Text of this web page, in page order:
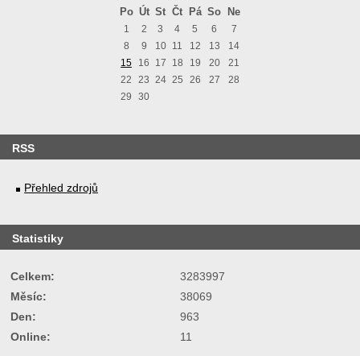
Po Út St Čt Pá So Ne
1 2 3 4 5 6
7
8
9 10 11 12 13
14
15
16 17 18 19 20
21
22
23 24 25 26 27
28
29
30
RSS
Přehled zdrojů
Statistiky
Online: 11
Celkem:
3283997
Měsíc:
38069
Den:
963